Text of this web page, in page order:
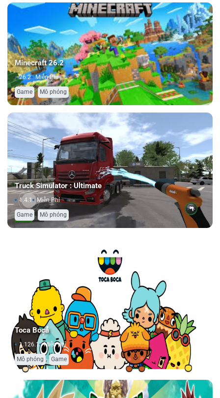
Minecraft 26.2
26.2 Miễn Phí
Game , Mô phỏng
Truck Simulator : Ultimate
1.4.1 Miễn Phí
Game , Mô phỏng
Toca Boca
1.126.1 Miễn phí
Mô phỏng , Game